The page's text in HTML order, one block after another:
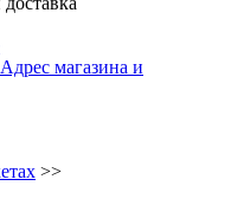
Адрес магазина и
>>